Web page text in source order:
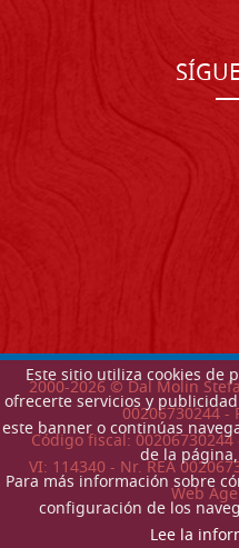
Este sitio utiliza cookies de
ofrecerte servicios y
este banner o continúas
de la
Para más información sobre
configuración de los
Lee la
2000-2026© Dal Molin
00206730244 -
Código fiscal:
VI: 114340 - Nr. REA
Web